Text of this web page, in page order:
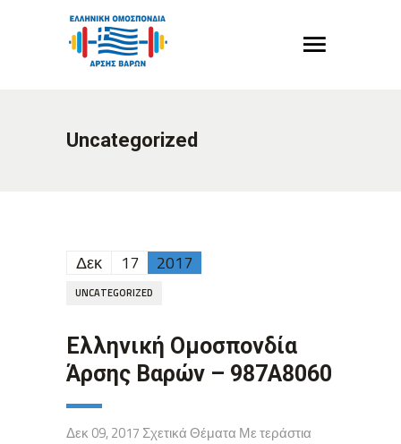
Uncategorized
Δεκ 17 2017
UNCATEGORIZED
Ελληνική Ομοσπονδία
Άρσης Βαρών – 987A8060
Δεκ 09, 2017 Σχετικά Θέματα Με τεράστια